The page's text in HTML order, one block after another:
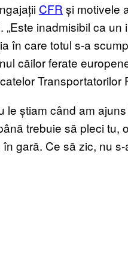
CFR și motivele
inadmisibil ca
în care totul s-a
căilor ferate
Transportatorilor
le știam când am
trebuie să pleci tu,
gară. Ce să zic, nu